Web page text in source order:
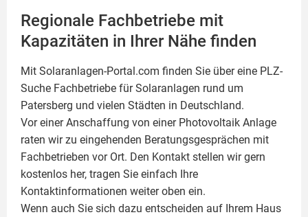
Regionale Fachbetriebe mit
Kapazitäten in Ihrer Nähe finden
Mit Solaranlagen-Portal.com finden Sie über eine PLZ-
Suche Fachbetriebe fürSolaranlagen rund um
Patersberg und vielen Städten in Deutschland.
Vor einer Anschaffung von einer Photovoltaik Anlage
raten wir zu eingehenden Beratungsgesprächen mit
Fachbetrieben vor Ort. Den Kontakt stellen wir gern
kostenlos her, tragen Sie einfach Ihre
Kontaktinformationen weiter oben ein.
Wenn auch Sie sich dazu entscheiden auf Ihrem Haus